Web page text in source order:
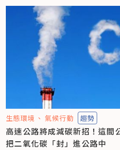
生態環境 氣候行動 趨勢
高速公路將成減碳新招！這間
把二氧化碳「封」進公路中